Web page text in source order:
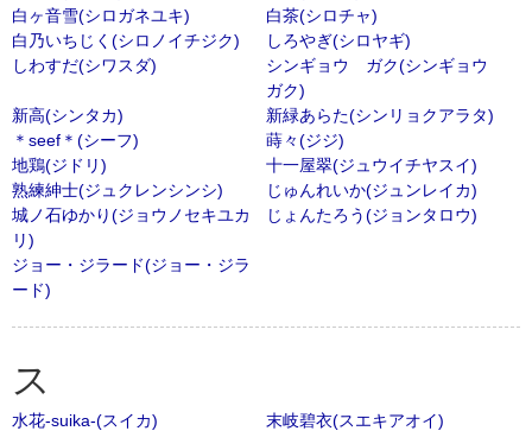
白ヶ音雪(シロガネユキ)
白茶(シロチャ)
白乃いちじく(シロノイチジク)
しろやぎ(シロヤギ)
しわすだ(シワスダ)
シンギョウ ガク(シンギョウ
ガク)
新高(シンタカ)
新緑あらた(シンリョクアラタ)
＊seef＊(シーフ)
蒔々(ジジ)
地鶏(ジドリ)
十一屋翠(ジュウイチヤスイ)
熟練紳士(ジュクレンシンシ)
じゅんれいか(ジュンレイカ)
城ノ石ゆかり(ジョウノセキユカ
リ)
じょんたろう(ジョンタロウ)
ジョー・ジラード(ジョー・ジラ
ード)
ス
水花-suika-(スイカ)
末岐碧衣(スエキアオイ)